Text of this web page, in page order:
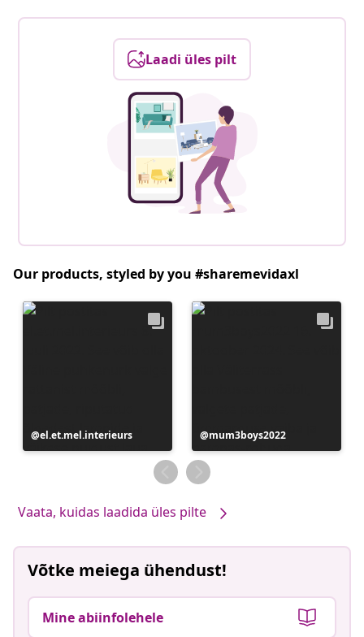
Laadi üles pilt
Our products, styled by you #sharemevidaxl
Postitus
avaldatud
el.et.mel.interieurs
Postitus
avaldatud
mum3boys2022
Vaata, kuidas laadida üles pilte
Võtke meiega ühendust!
Mine abiinfolehele